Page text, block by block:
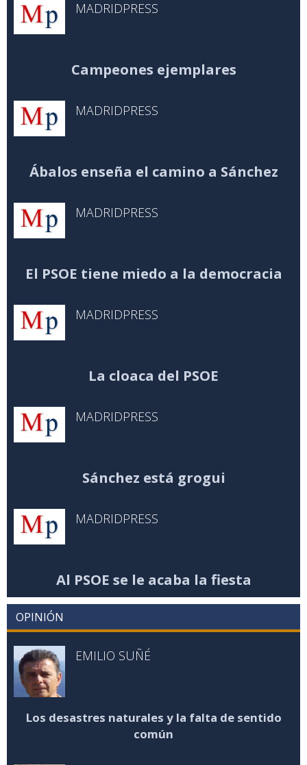
MADRIDPRESS
Campeones ejemplares
MADRIDPRESS
Ábalos enseña el camino a Sánchez
MADRIDPRESS
El PSOE tiene miedo a la democracia
MADRIDPRESS
La cloaca del PSOE
MADRIDPRESS
Sánchez está grogui
MADRIDPRESS
Al PSOE se le acaba la fiesta
OPINIÓN
EMILIO SUÑÉ
Los desastres naturales y la falta de sentido
común